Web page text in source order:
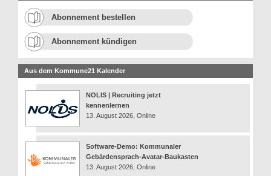
Abonnement bestellen
Abonnement kündigen
Aus dem Kommune21 Kalender
NOLIS | Recruiting jetzt
kennenlernen
13. August 2026, Online
Software-Demo: Kommunaler
Gebärdensprach-Avatar-Baukasten
13. August 2026, Online